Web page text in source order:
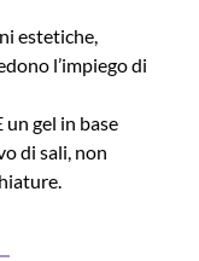
estetiche,
l’impiego di
gel in base
di sali, non